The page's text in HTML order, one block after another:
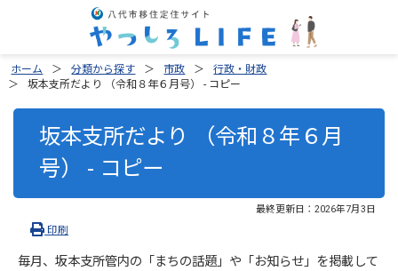
ホーム 分類から探す 市政
行政・財政
坂本支所だより （令和８年６月号） - コピー
坂本支所だより （令和８年６月
号） - コピー
最終更新日： 2026年7月3日
印刷
毎月、坂本支所管内の「まちの話題」や「お知らせ」を掲載して